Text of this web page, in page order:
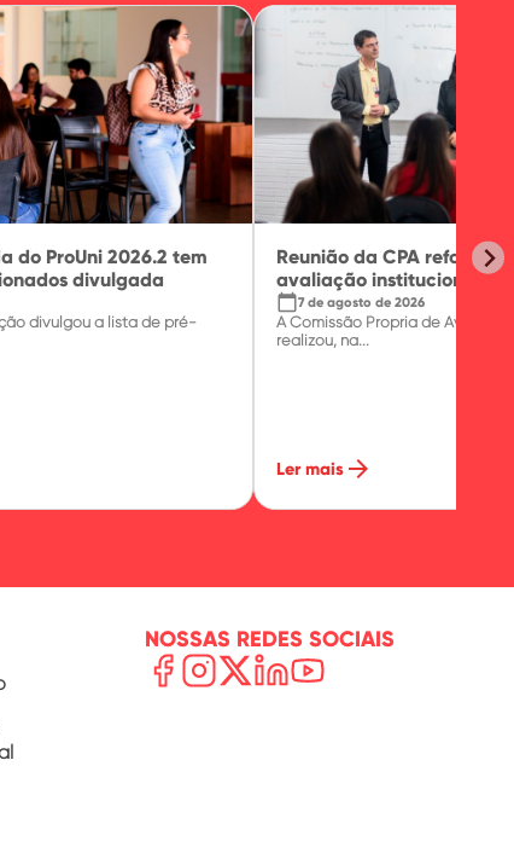
do ProUni 2026.2 tem
divulgada
divulgou a lista de pré-
Reunião da CPA reforça
avaliação institucional
calendar_today7 de agosto de 2026
A Comissão Própria de Avaliação
realizou, na...
Ler mais arrow_forward
NOSSAS REDES SOCIAIS